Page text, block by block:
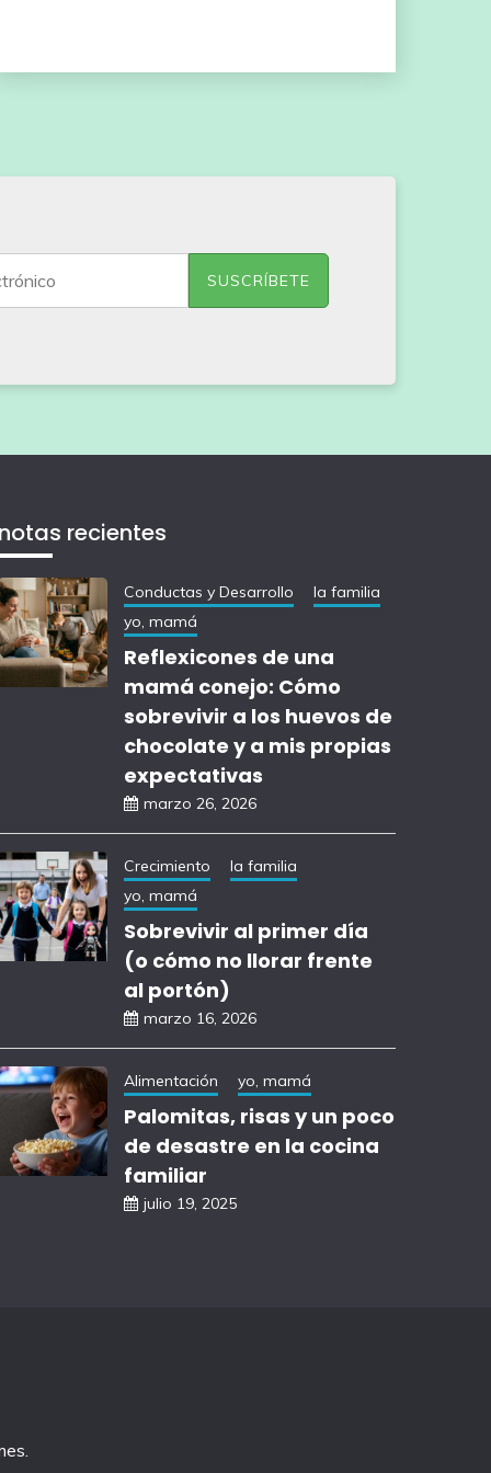
recientes
Conductas y Desarrollo
la familia
yo, mamá
Reflexicones de una
mamá conejo: Cómo
sobrevivir a los huevos de
chocolate y a mis propias
expectativas
marzo 26, 2026
Crecimiento
la familia
yo, mamá
Sobrevivir al primer día
(o cómo no llorar frente
al portón)
marzo 16, 2026
Alimentación yo, mamá
Palomitas, risas y un poco
de desastre en la cocina
familiar
julio 19, 2025
.